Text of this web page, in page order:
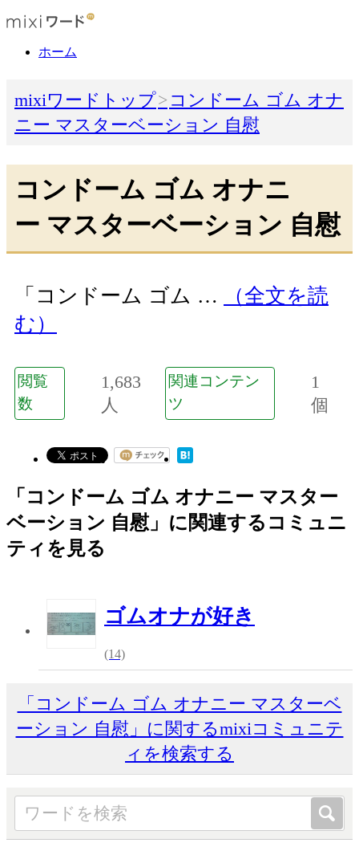
ホーム
mixiワードトップ
コンドーム ゴム オナ
ニー マスターベーション 自慰
コンドーム ゴム オナニ
ー マスターベーション 自慰
「コンドーム ゴム …
（全文を読
む）
閲覧
数
1,683
人
関連コンテン
ツ
1
個
「コンドーム ゴム オナニー マスター
ベーション 自慰」に関連するコミュニ
ティを見る
ゴムオナが好き
(14)
「コンドーム ゴム オナニー マスターベ
ーション 自慰」に関するmixiコミュニテ
ィを検索する